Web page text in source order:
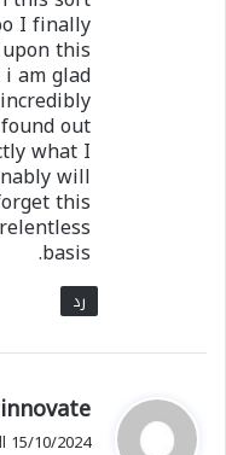
I finally
this
am glad
out
what I
will
this
basis.
رد
ي
ق
innovate
15/10/2024 الساعة 08:59